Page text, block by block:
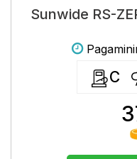
Sunwide RS-
C